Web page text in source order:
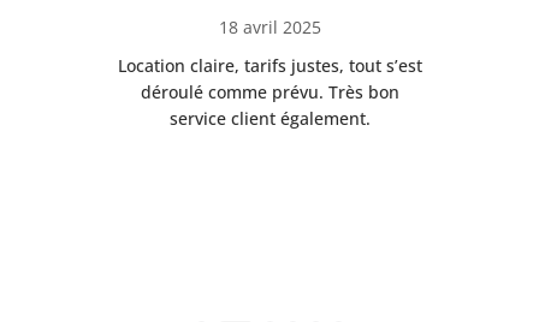
18 avril 2025
Location claire, tarifs justes, tout s’est
déroulé comme prévu. Très bon
service client également.